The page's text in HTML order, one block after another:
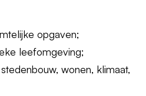
opgaven;
leefomgeving;
wonen, klimaat,